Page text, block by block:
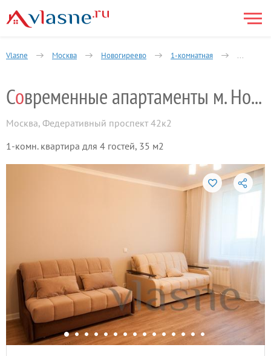
Vlasne Москва Новогиреево 1-комнатная
Со временные апартаменты м. Новогиреево
Москва, Федеративный проспект 42к2
1-комн. квартира для 4 гостей, 35 м2